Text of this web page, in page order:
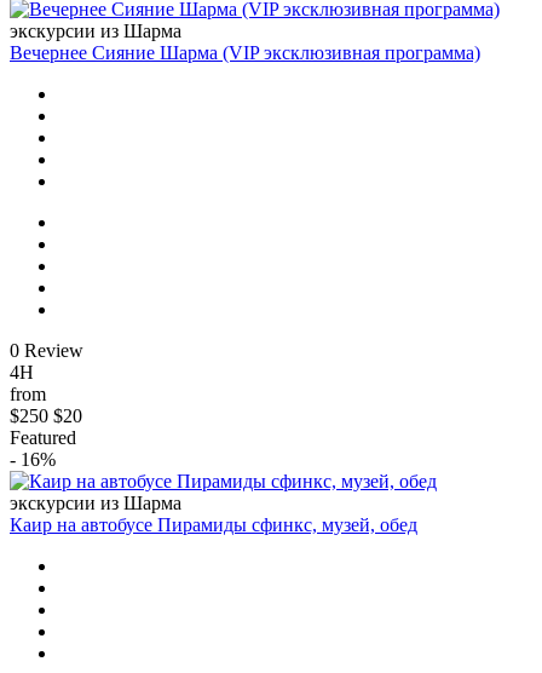
экскурсии из Шарма
Вечернее Сияние Шарма (VIP эксклюзивная программа)
0 Review
4H
from
$250 $20
Featured
- 16%
экскурсии из Шарма
Каир на автобусе Пирамиды сфинкс, музей, обед